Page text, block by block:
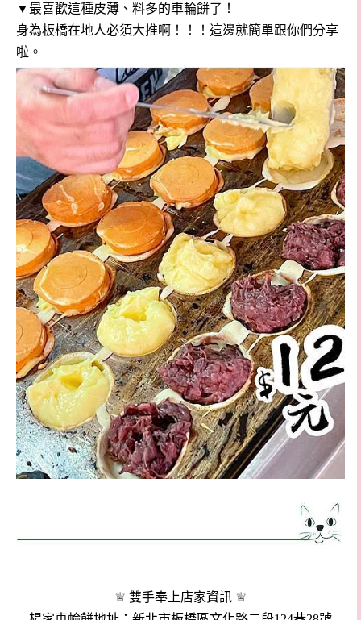
▼ 最喜歡這種皮薄、料多的車輪餅了！
身為板橋在地人必須大推啊！！！這邊就簡單跟你們分享
啦。
♕ 雙手奉上店家資訊 ♕